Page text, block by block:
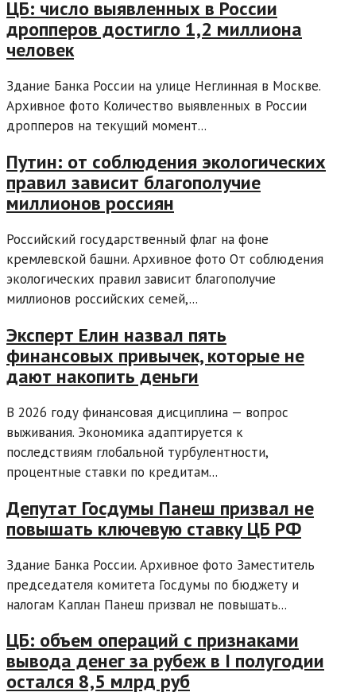
ЦБ: число выявленных в России
дропперов достигло 1,2 миллиона
человек
Здание Банка России на улице Неглинная в Москве.
Архивное фото Количество выявленных в России
дропперов на текущий момент...
Путин: от соблюдения экологических
правил зависит благополучие
миллионов россиян
Российский государственный флаг на фоне
кремлевской башни. Архивное фото От соблюдения
экологических правил зависит благополучие
миллионов российских семей,...
Эксперт Елин назвал пять
финансовых привычек, которые не
дают накопить деньги
В 2026 году финансовая дисциплина — вопрос
выживания. Экономика адаптируется к
последствиям глобальной турбулентности,
процентные ставки по кредитам...
Депутат Госдумы Панеш призвал не
повышать ключевую ставку ЦБ РФ
Здание Банка России. Архивное фото Заместитель
председателя комитета Госдумы по бюджету и
налогам Каплан Панеш призвал не повышать...
ЦБ: объем операций с признаками
вывода денег за рубеж в I полугодии
остался 8,5 млрд руб